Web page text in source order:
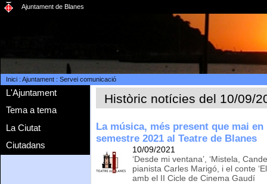
Ajuntament de Blanes
Inici: Ajuntament: Servei comunicació
L'Ajuntament
Tema a tema
La Ciutat
Ciutadans
Històric notícies del 10/09/
La música, més present que mai
semestre 2021 al Teatre de Blanes
10/09/2021
‘Desde mi ventana’, ‘Mistela,
pianista Carles Marigó, i el conte
amb el II Cicle de Cinema Gaudí